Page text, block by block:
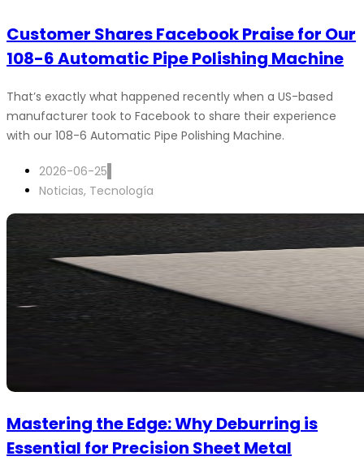
Customer Shares Facebook Praise for Our
108-6 Automatic Pipe Polishing Machine
That’s exactly what happened recently when a US-based
manufacturer took to Facebook to share their experience
with our 108-6 Automatic Pipe Polishing Machine.
2026-06-25
Noticias, Tecnología
Mastering the Edge: Why Deburring is
Essential for Precision Sheet Metal